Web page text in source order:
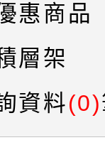
惠商品
層架
資料(0)